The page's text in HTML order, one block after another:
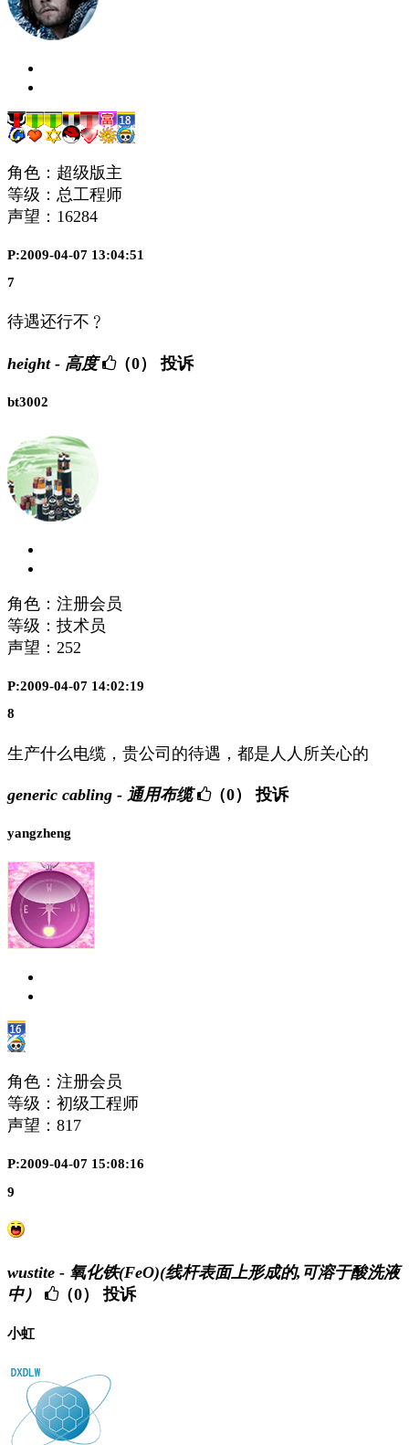
角色：超级版主
等级：总工程师
声望： 16284
P:2009-04-07 13:04:51
7
待遇还行不﹖
height - 高度 （0） 投诉
bt3002
角色：注册会员
等级：技术员
声望： 252
P:2009-04-07 14:02:19
8
生产什么电缆，贵公司的待遇，都是人人所关心的
generic cabling - 通用布缆 （0） 投诉
yangzheng
角色：注册会员
等级：初级工程师
声望： 817
P:2009-04-07 15:08:16
9
wustite - 氧化铁(FeO)(线杆表面上形成的,可溶于酸洗液
中）
（0） 投诉
小虹